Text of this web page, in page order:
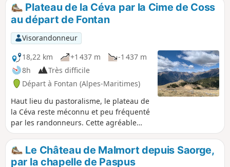
Plateau de la Céva par la Cime de Coss
au départ de Fontan
Visorandonneur
18,22 km
+1 437 m
-1 437 m
8h
Très difficile
Départ à Fontan (Alpes-Maritimes)
Haut lieu du pastoralisme, le plateau de
la Céva reste méconnu et peu fréquenté
par les randonneurs. Cette agréable
randonnée permet de l'atteindre en
passant par un sommet secondaire du
Mercantour, la Cime de Coss, mais
Le Château de Malmort depuis Saorge,
par la chapelle de Paspus